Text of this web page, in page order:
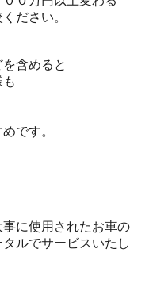
ださい。
含めると
です。
に使用されたお車の
ルでサービスいたし